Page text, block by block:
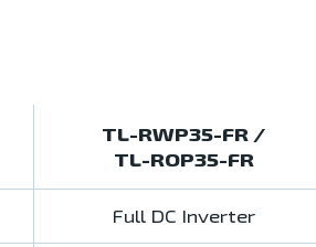
TL-RWP35-FR /
TL-ROP35-FR
Full DC Inverter